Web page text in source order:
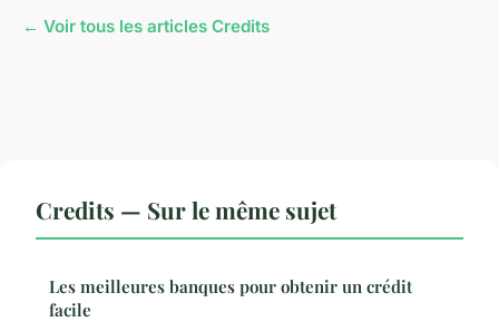
← Voir tous les articles Credits
Credits — Sur le même sujet
Les meilleures banques pour obtenir un crédit
facile